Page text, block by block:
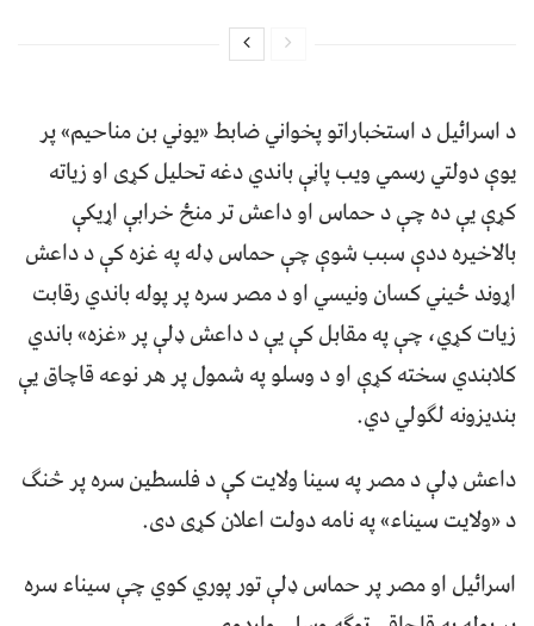
د اسرائیل د استخباراتو پخواني ضابط «یوني بن مناحیم» پر
یوې دولتي رسمي ویب پاڼې باندي دغه تحلیل کړی او زیاته
کړې یې ده چې د حماس او داعش تر منځ خرابې اړیکې
بالاخیره ددې سبب شوې چې حماس ډله په غزه کې د داعش
اړوند ځیني کسان ونیسي او د مصر سره پر پوله باندي رقابت
زیات کړي، چې په مقابل کې یې د داعش ډلې پر «غزه» باندي
کلابندي سخته کړې او د وسلو په شمول پر هر نوعه قاچاق یې
بندیزونه لګولي دي.
داعش ډلې د مصر په سینا ولایت کې د فلسطین سره پر څنګ
د «ولایت سیناء» په نامه دولت اعلان کړی دی.
اسرائیل او مصر پر حماس ډلې تور پوري کوي چې سیناء سره